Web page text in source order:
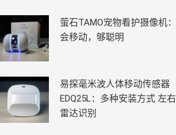
萤石TAMO宠物看护摄像机：
会移动，够聪明
易探毫米波人体移动传感器
EDQ25L：多种安装方式 左右
雷达识别